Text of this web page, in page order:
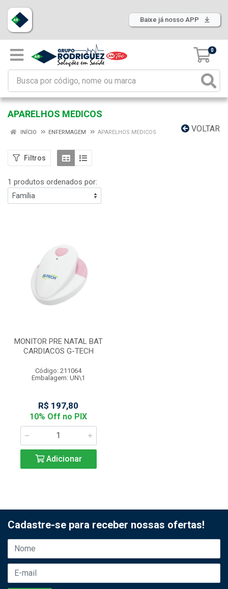
Baixe já nosso APP
0
APARELHOS MEDICOS
VOLTAR
INÍCIO ENFERMAGEM APARELHOS MEDICOS
Filtros
1 produtos ordenados por:
MONITOR PRE NATAL BAT
CARDIACOS G-TECH
Código: 211064
Embalagem: UN\1
R$ 197,80
10% Off no PIX
Adicionar
Cadastre-se para receber nossas ofertas!